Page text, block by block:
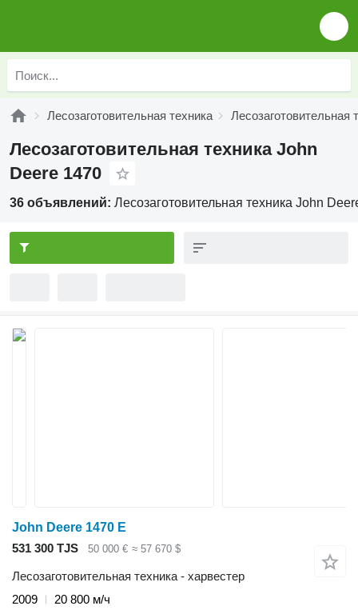
Лесозаготовительная техника Лесозаготовительная
Лесозаготовительная техника John
Deere 1470
36 объявлений: Лесозаготовительная техника John
John Deere 1470 E
531 300 TJS
50 000 € ≈ 57 670 $
Лесозаготовительная техника - харвестер
2009
20 800 м/ч